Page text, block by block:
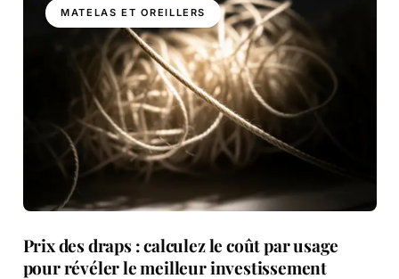
MATELAS ET OREILLERS
Prix des draps : calculez le coût par usage
pour révéler le meilleur investissement